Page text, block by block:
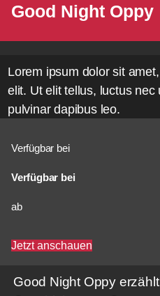
Good Night Oppy
Lorem ipsum dolor sit
elit. Ut elit tellus, luctus nec
pulvinar dapibus leo.
Verfügbar bei
Verfügbar bei
ab
Jetzt anschauen
Good Night Oppy